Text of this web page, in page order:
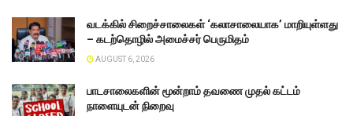
வடக்கில் சிறைச்சாலைகள் ‘கலாசாலையாக’ மாறியுள்ளது
– கடற்தொழில் அமைச்சர் பெருமிதம்
AUGUST 6, 2026
பாடசாலைகளின் மூன்றாம் தவணை முதல் கட்டம்
நாளையுடன் நிறைவு